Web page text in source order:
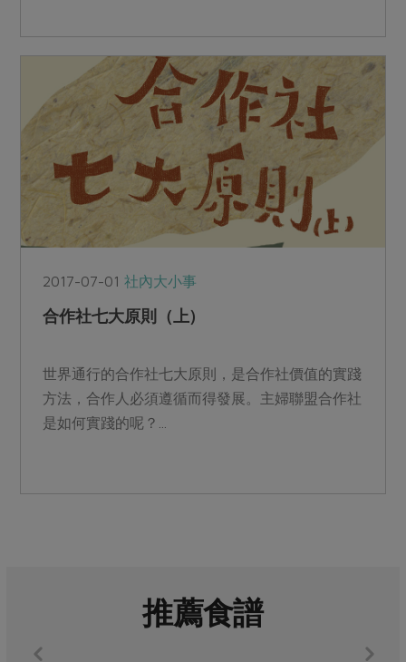
2017-07-01社內大小事
合作社七大原則（上）
世界通行的合作社七大原則，是合作社價值的實踐
方法，合作人必須遵循而得發展。主婦聯盟合作社
是如何實踐的呢？...
推薦食譜